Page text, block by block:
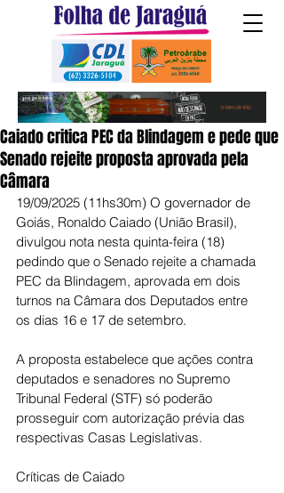
Caiado critica PEC da Blindagem e pede que
Senado rejeite proposta aprovada pela
Câmara
19/09/2025 (11hs30m) O governador de
Goiás, Ronaldo Caiado (União Brasil),
divulgou nota nesta quinta-feira (18)
pedindo que o Senado rejeite a chamada
PEC da Blindagem, aprovada em dois
turnos na Câmara dos Deputados entre
os dias 16 e 17 de setembro.
A proposta estabelece que ações contra
deputados e senadores no Supremo
Tribunal Federal (STF) só poderão
prosseguir com autorização prévia das
respectivas Casas Legislativas.
Críticas de Caiado